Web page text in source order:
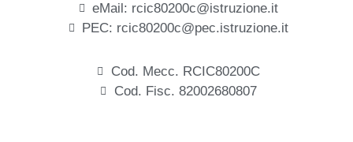
eMail: rcic80200c@istruzione.it
PEC: rcic80200c@pec.istruzione.it
Cod. Mecc. RCIC80200C
Cod. Fisc. 82002680807